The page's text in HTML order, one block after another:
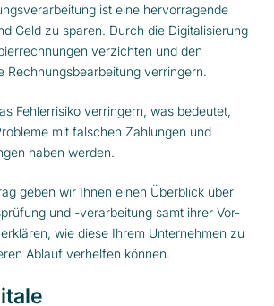
ist eine hervorragende
Geld zu sparen. Durch die Digitalisierung
verzichten und den
Rechnungsbearbeitung verringern.
Fehlerrisiko verringern, was bedeutet,
mit falschen Zahlungen und
haben werden.
geben wir Ihnen einen Überblick über
und -verarbeitung samt ihrer Vor-
wie diese Ihrem Unternehmen zu
Ablauf verhelfen können.